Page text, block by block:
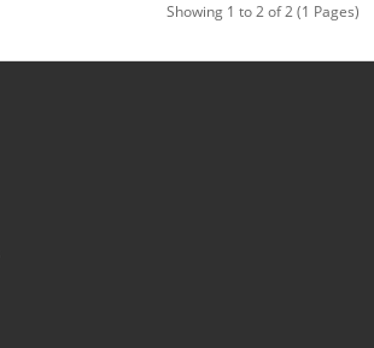
Showing 1 to 2 of 2 (1 Pages)